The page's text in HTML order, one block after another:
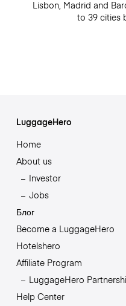
Lisbon, Madrid and
to 39 cities
LuggageHero
Home
About us
Investor
Jobs
Блог
Become a LuggageHero
Hotelshero
Affiliate Program
LuggageHero
Help Center